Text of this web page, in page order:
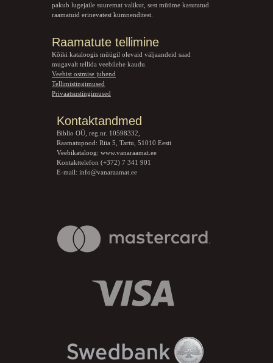
pakub lugejaile suuremat valikut, sest müüme kasutatud
raamatuid erinevatest kümnenditest.
Raamatute tellimine
Kõiki kataloogis müügil olevaid väljaandeid saad
mugavalt tellida veebilehe kaudu.
Veebist ostmise juhend
Tellimistingimused
Privaatsustingimused
Kontaktandmed
Biblio OÜ, reg.nr. 10598332,
Raamatupood: Riia 5, Tartu, 51010 Eesti
Veebikataloog: www.vanaraamat.ee
Kontakttelefon (+372) 7 341 901
E-mail: info@vanaraamat.ee